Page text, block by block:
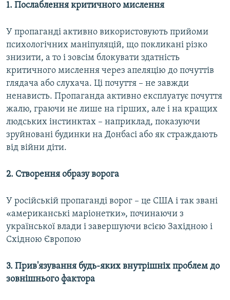
1. Послаблення критичного мислення
У пропаганді активно використовують прийоми
психологічних маніпуляцій, що покликані різко
знизити, а то і зовсім блокувати здатність
критичного мислення через апеляцію до почуттів
глядача або слухача. Ці почуття – не завжди
ненависть. Пропаганда активно експлуатує почуття
жалю, граючи не лише на гірших, але і на кращих
людських інстинктах – наприклад, показуючи
зруйновані будинки на Донбасі або як страждають
від війни діти.
2. Створення образу ворога
У російській пропаганді ворог – це США і так звані
«американські маріонетки», починаючи з
української влади і завершуючи всією Західною і
Східною Європою
3. Прив'язування будь-яких внутрішніх проблем до
зовнішнього фактора